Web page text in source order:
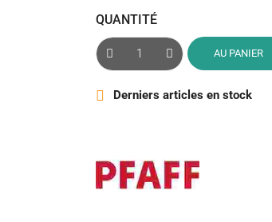
QUANTITÉ
AU PANIER
 Derniers articles en stock